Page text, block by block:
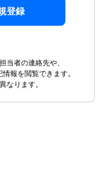
登録
当者の連絡先や、
報を閲覧できます。
なります。